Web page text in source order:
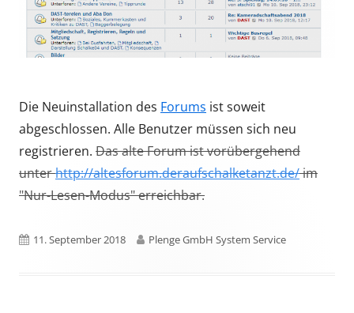
Die Neuinstallation des Forums ist soweit
abgeschlossen. Alle Benutzer müssen sich neu
registrieren. Das alte Forum ist vorübergehend
unterhttp://altesforum.deraufschalketanzt.de/im
"Nur-Lesen-Modus" erreichbar.
Published
11. September 2018 Author
Plenge GmbH System Service